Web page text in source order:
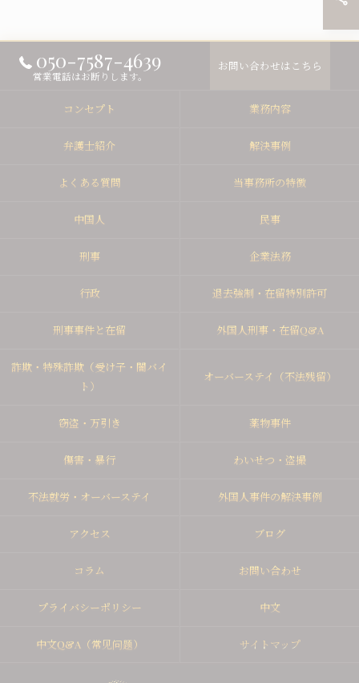
050-7587-4639
営業電話はお断りします。
お問い合わせはこちら
コンセプト 業務内容
弁護士紹介 解決事例
よくある質問 当事務所の特徴
中国人 民事
刑事 企業法務
行政 退去強制・在留特別許可
刑事事件と在留 外国人刑事・在留Q&A
詐欺・特殊詐欺（受け子・闇バイ
ト）
オーバーステイ（不法残留）
窃盗・万引き 薬物事件
傷害・暴行 わいせつ・盗撮
不法就労・オーバーステイ 外国人事件の解決事例
アクセス ブログ
コラム お問い合わせ
プライバシーポリシー 中文
中文Q&A（常见问题） サイトマップ